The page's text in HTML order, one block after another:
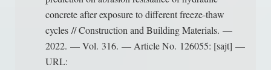
concrete after exposure to different freeze-thaw
cycles // Construction and Building Materials. —
2022. — Vol. 316. — Article No. 126055: [sajt] —
URL: